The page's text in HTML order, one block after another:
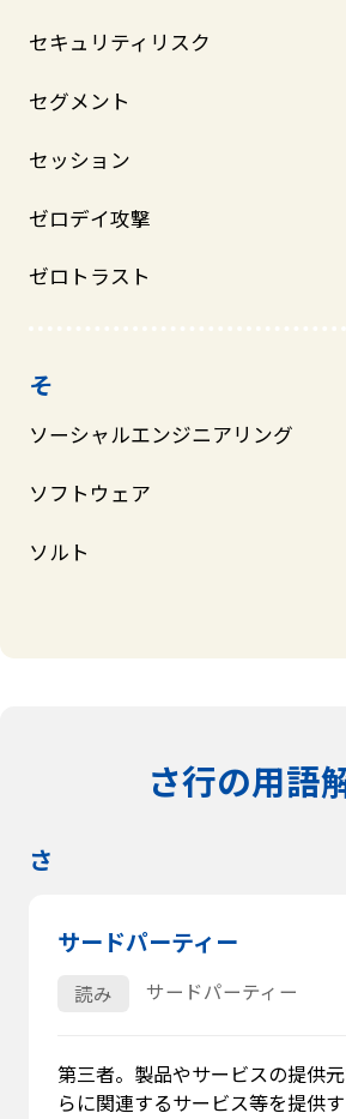
セキュリティリスク
セグメント
セッション
ゼロデイ攻撃
ゼロトラスト
そ
ソーシャルエンジニアリング
ソフトウェア
ソルト
さ行の用語
さ
サードパーティー
読み サードパーティー
第三者。製品やサービスの提供
らに関連するサービス等を提供す